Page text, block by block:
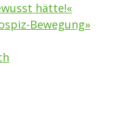
hätte!«
Bewegung»